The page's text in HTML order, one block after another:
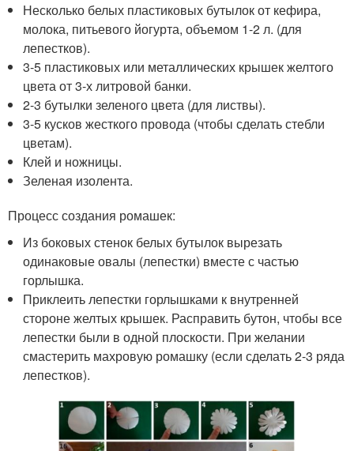
Несколько белых пластиковых бутылок от кефира,
молока, питьевого йогурта, объемом 1-2 л. (для
лепестков).
3-5 пластиковых или металлических крышек желтого
цвета от 3-х литровой банки.
2-3 бутылки зеленого цвета (для листвы).
3-5 кусков жесткого провода (чтобы сделать стебли
цветам).
Клей и ножницы.
Зеленая изолента.
Процесс создания ромашек:
Из боковых стенок белых бутылок вырезать
одинаковые овалы (лепестки) вместе с частью
горлышка.
Приклеить лепестки горлышками к внутренней
стороне желтых крышек. Расправить бутон, чтобы все
лепестки были в одной плоскости. При желании
смастерить махровую ромашку (если сделать 2-3 ряда
лепестков).